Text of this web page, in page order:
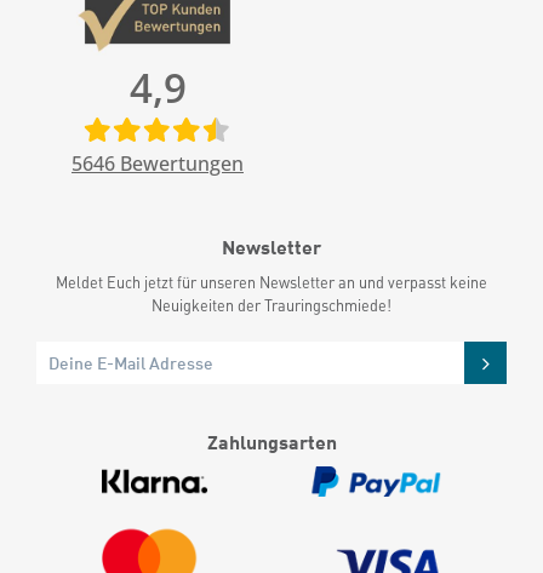
4,9
5646 Bewertungen
Newsletter
Meldet Euch jetzt für unseren Newsletter an und verpasst keine
Neuigkeiten der Trauringschmiede!
Zahlungsarten